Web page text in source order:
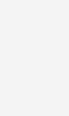
die Maßnahme
Diese
2026/27 fest